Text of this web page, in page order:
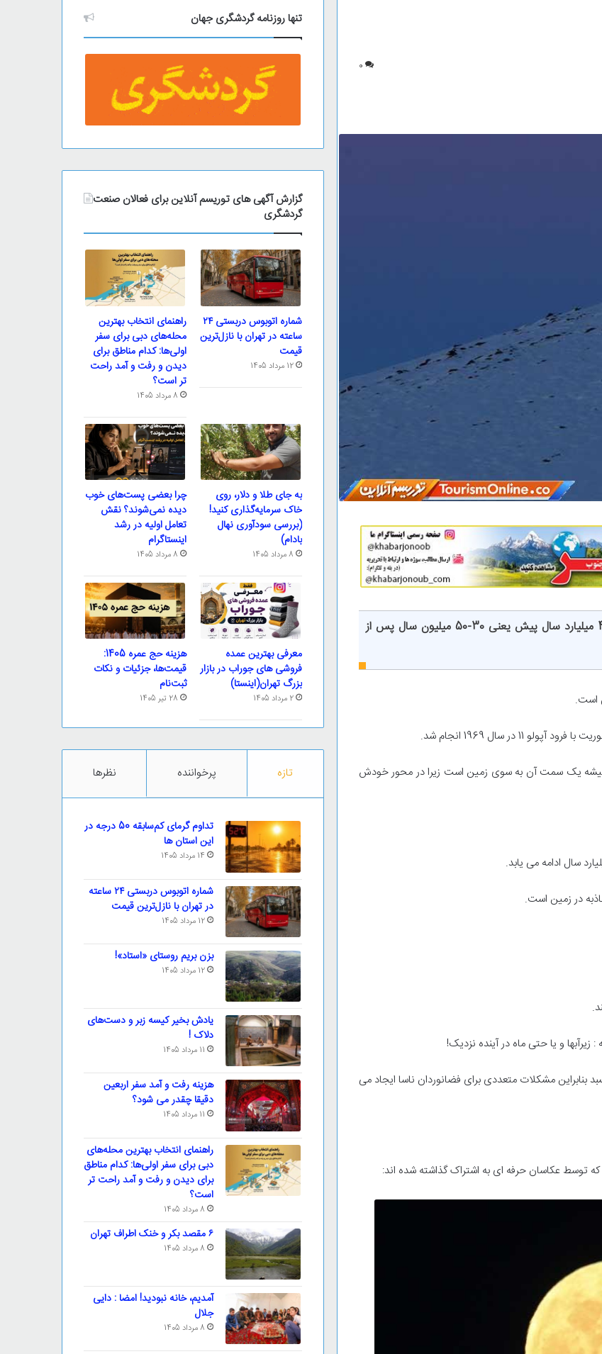
0
ماه فانوس روشن آسمان است که تخمین زده می شود 4.6 میلیارد سال پیش یعنی 30-50 میلیون سال پس از
است.
یک سمت آن به سوی زمین است زیرا در محور خودش
زیرآبها و یا حتی ماه در آینده نزدیک!
مشکلات متعددی برای فضانوردان ناسا ایجاد می
که توسط عکاسان حرفه ای به اشتراک گذاشته شده اند:
تنها روزنامه گردشگری جهان
گزارش آگهی های توریسم آنلاین برای فعالان صنعت
گردشگری
شماره اتوبوس دربستی ۲۴
ساعته در تهران با نازل‌ترین
قیمت
12 مرداد 1405
راهنمای انتخاب بهترین
محله‌های دبی برای سفر
اولی‌ها: کدام مناطق برای
دیدن و رفت و آمد راحت
تر است؟
8 مرداد 1405
به جای طلا و دلار، روی
خاک سرمایه‌گذاری کنید!
(بررسی سودآوری نهال
بادام)
8 مرداد 1405
چرا بعضی پست‌های خوب
دیده نمی‌شوند؟ نقش
تعامل اولیه در رشد
اینستاگرام
8 مرداد 1405
معرفی بهترین عمده
فروشی های جوراب در بازار
بزرگ تهران(اینستا)
2 مرداد 1405
هزینه حج عمره 1405:
قیمت‌ها، جزئیات و نکات
ثبت‌نام
28 تیر 1405
تازه پرخواننده نظرها
تداوم گرمای کم‌سابقه 50 درجه در
این استان ها
14 مرداد 1405
شماره اتوبوس دربستی ۲۴ ساعته
در تهران با نازل‌ترین قیمت
12 مرداد 1405
بزن بریم روستای «استاد»!
12 مرداد 1405
یادش بخیر کیسه‌ زبر و دست‌های
دلاک !
11 مرداد 1405
هزینه رفت و آمد سفر اربعین
دقیقا چقدر می شود؟
11 مرداد 1405
راهنمای انتخاب بهترین محله‌های
دبی برای سفر اولی‌ها: کدام مناطق
برای دیدن و رفت و آمد راحت تر
است؟
8 مرداد 1405
۶ مقصد بکر و خنک اطراف تهران
8 مرداد 1405
آمدیم، خانه نبودید! امضا : دایی
جلال
8 مرداد 1405